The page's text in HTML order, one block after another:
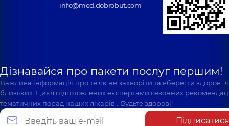
info@med.dobrobut.com
Дізнавайся про пакети послуг першим!
Важлива інформація про те як не захворіти та вберегти
близьких. Цикл підготовлених експертами сезонних
тематичних порад наших лікарів… Будьте здорові!
Підписатися